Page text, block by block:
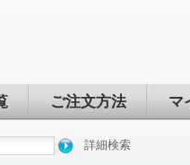
ご注文方法 マ
詳細検索